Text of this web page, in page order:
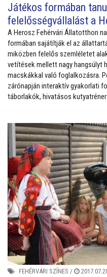
Játékos formában
felelősségvállalást a
A Herosz Fehérvári Állatotthon
formában sajátítják el az
miközben felelős szemléletet
vetítések mellett nagy hangsúlyt
macskákkal való foglalkozásra.
zárónapján interaktív gyakorlati
táborlakók, hivatásos
FEHÉRVÁRI SZÍNES /